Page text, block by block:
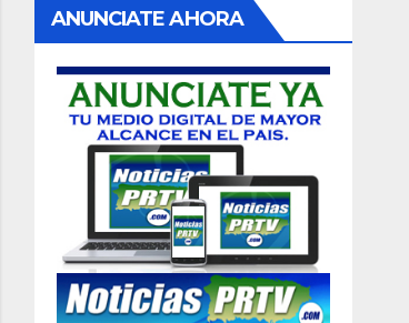
ANUNCIATE AHORA